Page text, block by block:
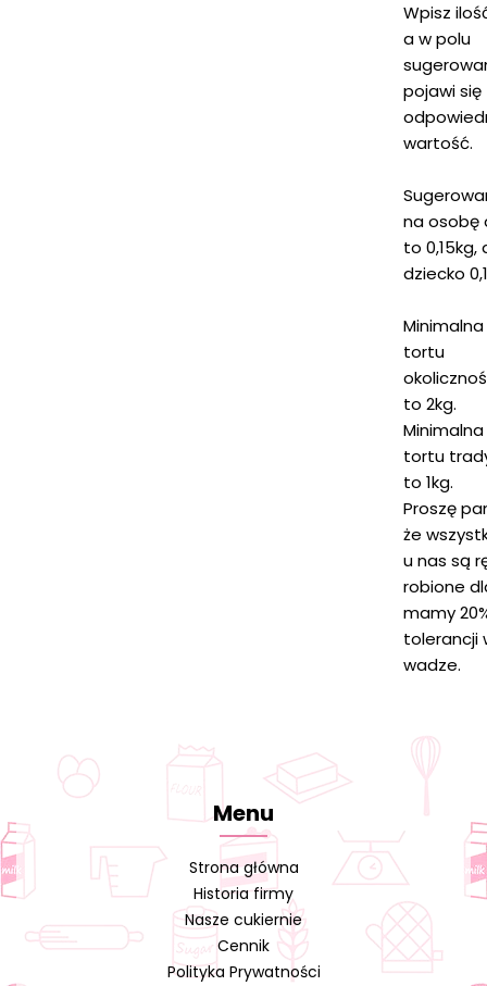
Wpisz
a w polu
pojawi się
wartość.
na osobę
to 0,15kg,
dziecko
tortu
to 2kg.
tortu
to 1kg.
Proszę
że
u nas są
robione
mamy
tolerancji
wadze.
Menu
Strona główna
Historia firmy
Nasze cukiernie
Cennik
Polityka Prywatności